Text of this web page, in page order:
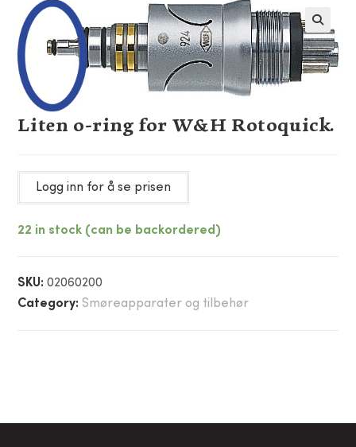
🔍
Liten o-ring for W&H Rotoquick.
Logg inn for å se prisen
22 in stock (can be backordered)
SKU:02060200
Category: Smøreapparater og tilbehør